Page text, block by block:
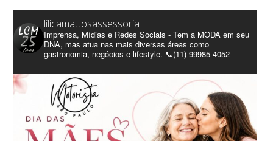
lilicamattosassessoria
Imprensa, Mídias e Redes Sociais - Tem a MODA em seu
DNA, mas atua nas mais diversas áreas como
gastronomia, negócios e lifestyle. 📞(11) 99985-4052